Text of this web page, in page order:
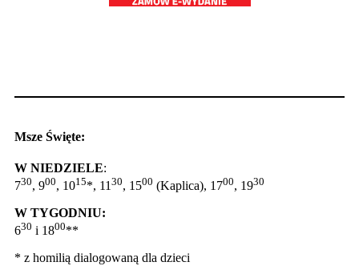
Msze Święte:
W NIEDZIELE:
730, 900, 1015*, 11 30, 1500 (Kaplica), 1700, 1930
W TYGODNIU:
630 i 1800**
* z homilią dialogowaną dla dzieci